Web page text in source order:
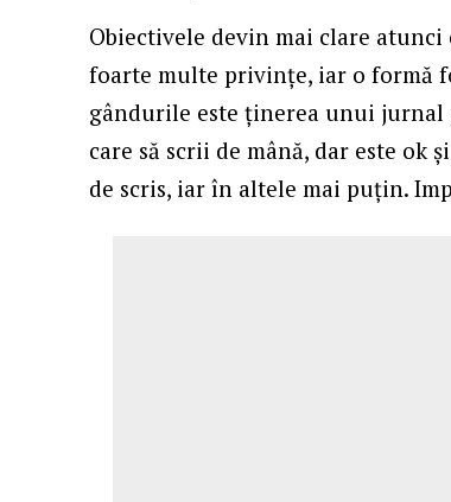
Obiectivele devin mai clare
foarte multe privințe, iar o formă
gândurile este ținerea unui jurnal
care să scrii de mână, dar este
de scris, iar în altele mai puțin.